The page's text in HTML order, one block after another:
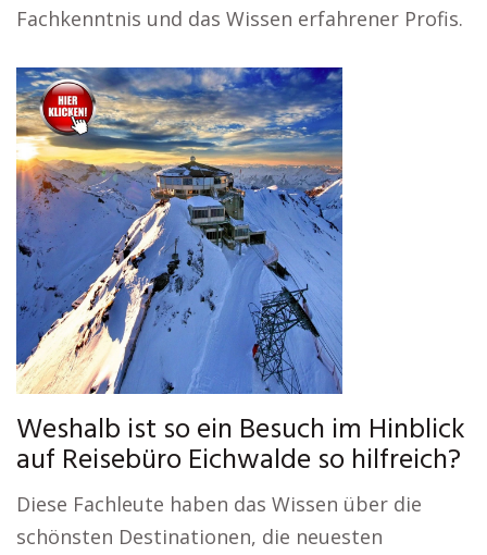
Fachkenntnis und das Wissen erfahrener Profis.
Weshalb ist so ein Besuch im Hinblick
auf Reisebüro Eichwalde so hilfreich?
Diese Fachleute haben das Wissen über die
schönsten Destinationen, die neuesten